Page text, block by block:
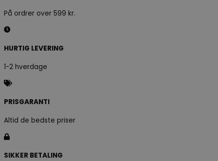
På ordrer over 599 kr.
HURTIG LEVERING
1-2 hverdage
PRISGARANTI
Altid de bedste priser
SIKKER BETALING